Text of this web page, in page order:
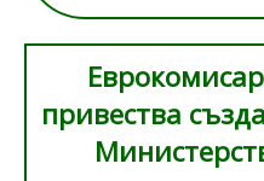
привества